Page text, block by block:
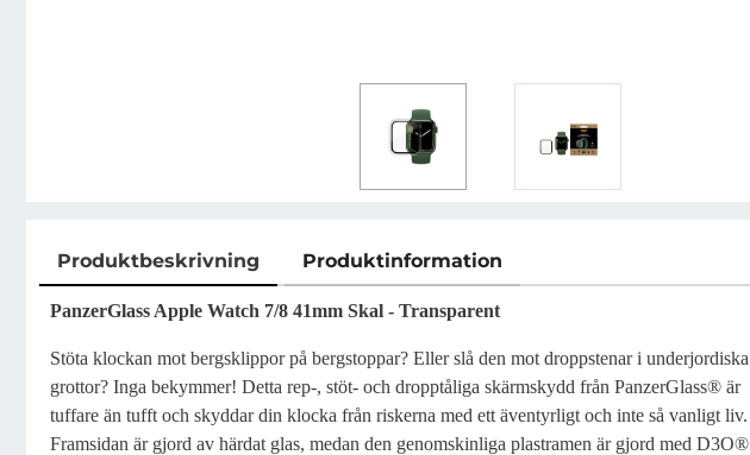
Produktbeskrivning Produktinformation
Produktbeskrivning
PanzerGlass Apple Watch 7/8 41mm Skal - Transparent
Stöta klockan mot bergsklippor på bergstoppar? Eller slå den mot droppstenar i underjordiska
grottor? Inga bekymmer! Detta rep-, stöt- och dropptåliga skärmskydd från PanzerGlass® är
tuffare än tufft och skyddar din klocka från riskerna med ett äventyrligt och inte så vanligt liv.
Framsidan är gjord av härdat glas, medan den genomskinliga plastramen är gjord med D3O®